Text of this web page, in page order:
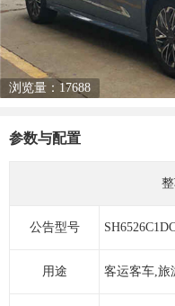
浏览量：17688
参数与配置
公告型号
用途 客运客车,旅